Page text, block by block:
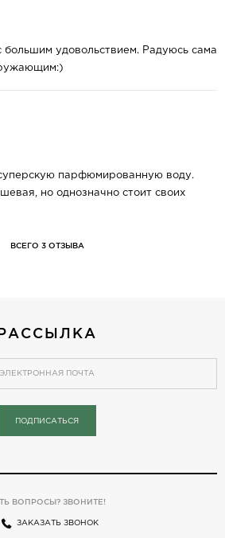
удовольствием. Радуюсь сама
парфюмированную воду.
но однозначно стоит своих
ВСЕГО 3 ОТЗЫВА
ПОДПИСАТЬСЯ
ВОПРОСЫ? ЗВОНИТЕ!
ЗАКАЗАТЬ ЗВОНОК